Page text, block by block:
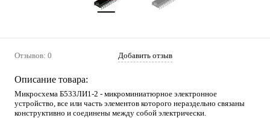
Отзывов: 0 Добавить отзыв
Описание товара:
Микросхема Б533ЛИ1-2 - микроминиатюрное электронное
устройство, все или часть элементов которого нераздельно связаны
конструктивно и соединены между собой электрически.